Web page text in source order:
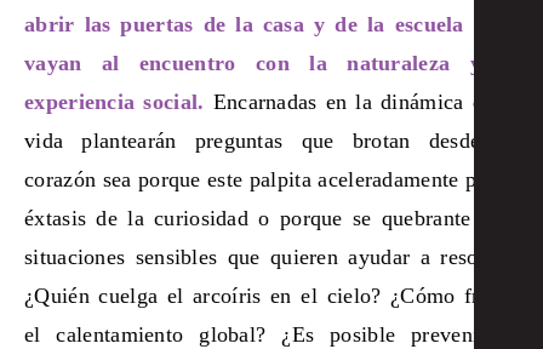
abrir las puertas de la casa y de la escuela para
vayan al encuentro con la naturaleza y la
experiencia social. Encarnadas en la dinámica de la
vida plantearán preguntas que brotan desde su
corazón sea porque este palpita aceleradamente por el
éxtasis de la curiosidad o porque se quebrante ante
situaciones sensibles que quieren ayudar a resolver.
¿Quién cuelga el arcoíris en el cielo? ¿Cómo frenar
el calentamiento global? ¿Es posible prevenir la